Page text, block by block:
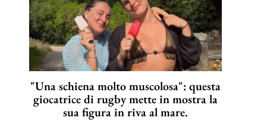
"Una schiena molto muscolosa": questa
giocatrice di rugby mette in mostra la
sua figura in riva al mare.